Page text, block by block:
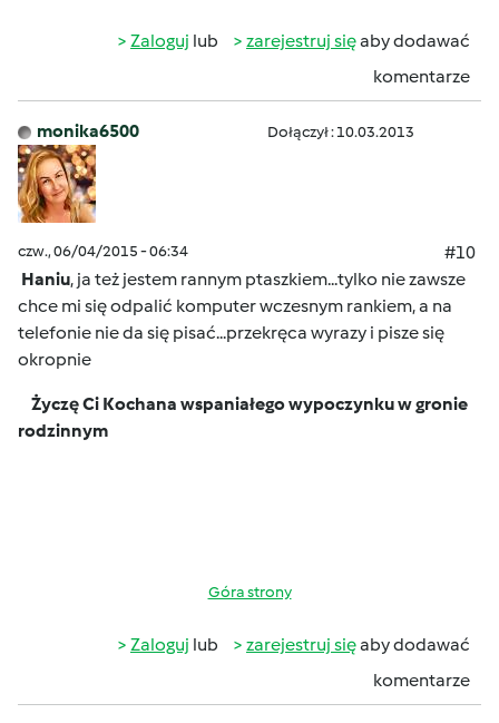
Zaloguj lub zarejestruj sięaby dodawać
komentarze
monika6500 Dołączył : 10.03.2013
czw., 06/04/2015 - 06:34
#10
Haniu, ja też jestem rannym ptaszkiem...tylko nie zawsze
chce mi się odpalić komputer wczesnym rankiem, a na
telefonie nie da się pisać...przekręca wyrazy i pisze się
okropnie
Życzę Ci Kochana wspaniałego wypoczynku w gronie
rodzinnym
Góra strony
Zaloguj lub zarejestruj sięaby dodawać
komentarze